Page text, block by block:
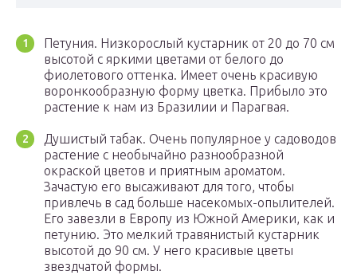
Петуния. Низкорослый кустарник от 20 до 70 см
высотой с яркими цветами от белого до
фиолетового оттенка. Имеет очень красивую
воронкообразную форму цветка. Прибыло это
растение к нам из Бразилии и Парагвая.
Душистый табак. Очень популярное у садоводов
растение с необычайно разнообразной
окраской цветов и приятным ароматом.
Зачастую его высаживают для того, чтобы
привлечь в сад больше насекомых-опылителей.
Его завезли в Европу из Южной Америки, как и
петунию. Это мелкий травянистый кустарник
высотой до 90 см. У него красивые цветы
звездчатой формы.